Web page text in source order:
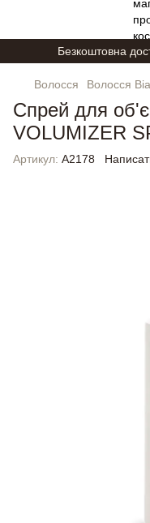
Безкоштовна
Волосся Волосся
Спрей для
VOLUMIZER
Артикул: A2178